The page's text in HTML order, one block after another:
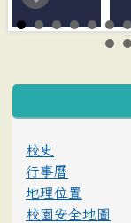
:::
校史
行事曆
地理位置
校園安全地圖